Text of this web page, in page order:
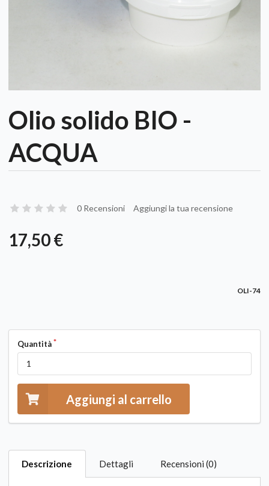
Olio solido BIO -
ACQUA
0 Recensioni Aggiungi la tua recensione
17,50 €
OLI-74
Quantità
Aggiungi al carrello
Descrizione Dettagli Recensioni (0)